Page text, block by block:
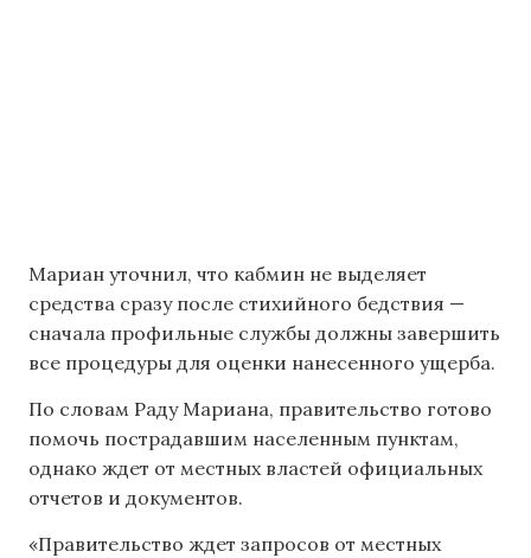
Мариан уточнил, что кабмин не выделяет
средства сразу после стихийного бедствия —
сначала профильные службы должны завершить
все процедуры для оценки нанесенного ущерба.
По словам Раду Мариана, правительство готово
помочь пострадавшим населенным пунктам,
однако ждет от местных властей официальных
отчетов и документов.
«Правительство ждет запросов от местных